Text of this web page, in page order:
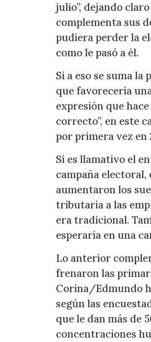
julio”, dejando
complementa sus
pudiera perder la
como le pasó a él.
Si a eso se suma
que favorecería
expresión que
correcto”, en este
por primera vez en
Sí es llamativo el
campaña electoral,
aumentaron los
tributaria a las
era tradicional.
esperaría en una
Lo anterior
frenaron las
Corina/Edmundo
según las
que le dan más de
concentraciones